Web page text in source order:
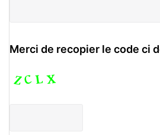
Merci de recopier le code ci